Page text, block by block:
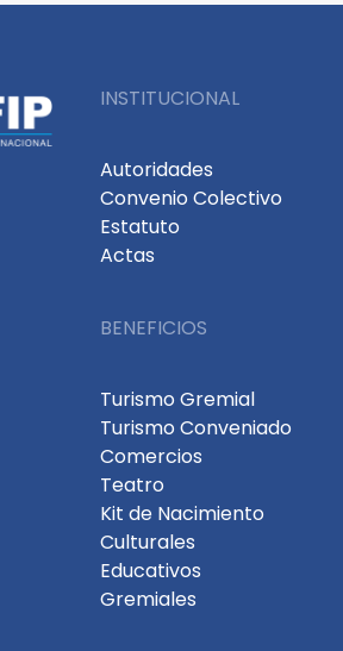
INSTITUCIONAL
Autoridades
Convenio Colectivo
Estatuto
Actas
BENEFICIOS
Turismo Gremial
Turismo Conveniado
Comercios
Teatro
Kit de Nacimiento
Culturales
Educativos
Gremiales